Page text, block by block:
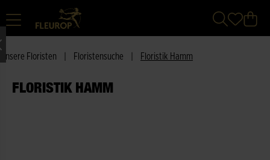
Unsere Floristen Floristensuche Floristik Hamm
FLORISTIK HAMM